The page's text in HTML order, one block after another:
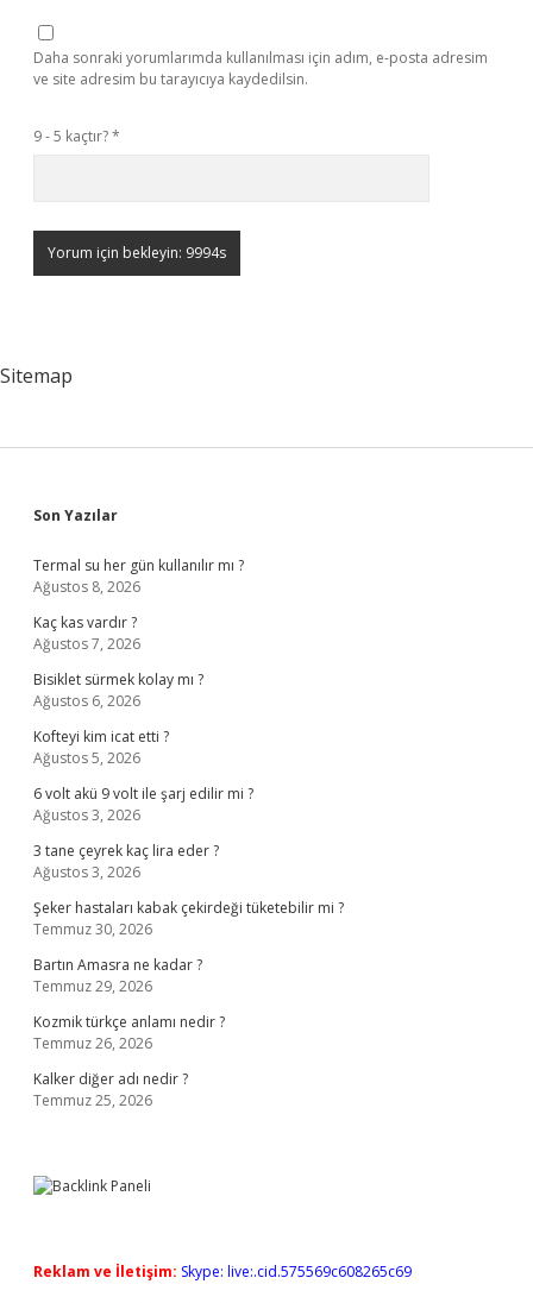
Daha sonraki yorumlarımda kullanılması için adım, e-posta adresim
ve site adresim bu tarayıcıya kaydedilsin.
9 - 5 kaçtır?*
Sitemap
Sidebar
Son Yazılar
Termal su her gün kullanılır mı ?
Ağustos 8, 2026
Kaç kas vardır ?
Ağustos 7, 2026
Bisiklet sürmek kolay mı ?
Ağustos 6, 2026
Kofteyi kim icat etti ?
Ağustos 5, 2026
6 volt akü 9 volt ile şarj edilir mi ?
Ağustos 3, 2026
3 tane çeyrek kaç lira eder ?
Ağustos 3, 2026
Şeker hastaları kabak çekirdeği tüketebilir mi ?
Temmuz 30, 2026
Bartın Amasra ne kadar ?
Temmuz 29, 2026
Kozmik türkçe anlamı nedir ?
Temmuz 26, 2026
Kalker diğer adı nedir ?
Temmuz 25, 2026
Reklam ve İletişim: Skype: live:.cid.575569c608265c69